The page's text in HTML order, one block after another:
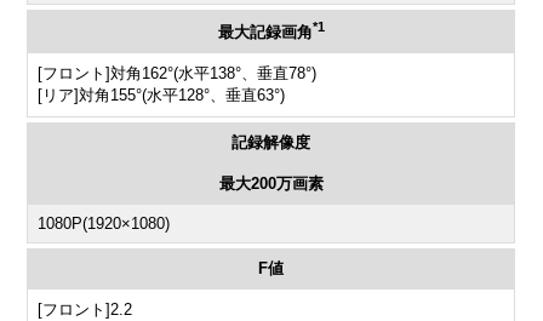
最大記録画角*1
[フロント]対角162°(水平138°、垂直78°)
[リア]対角155°(水平128°、垂直63°)
記録解像度
最大200万画素
1080P(1920×1080)
F値
[フロント]2.2